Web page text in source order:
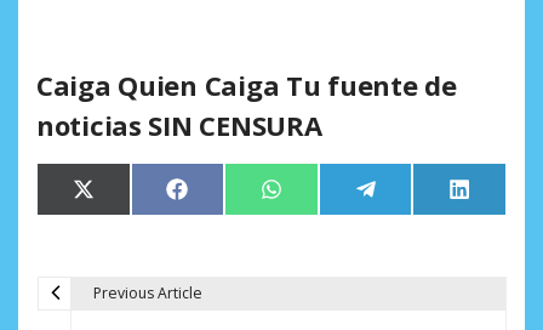
Caiga Quien Caiga Tu fuente de
noticias SIN CENSURA
Compartir
en
X
(Twitter)
Compartir
en
Facebook Compartir
en
WhatsApp Compartir
en
Telegram
en
LinkedIn
Previous Article